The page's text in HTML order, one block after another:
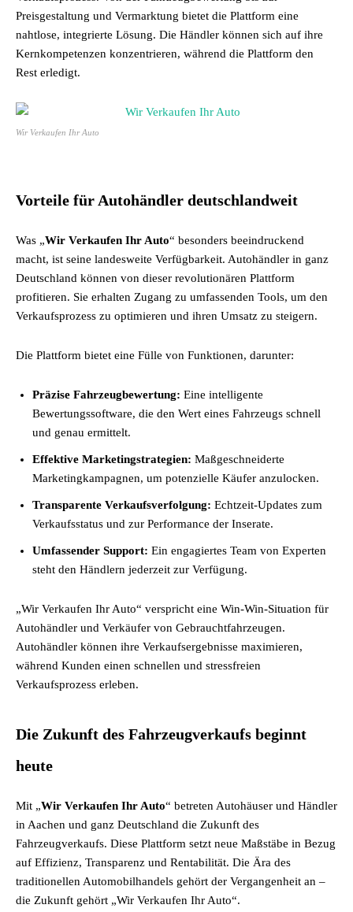
Preisgestaltung und Vermarktung bietet die Plattform eine
nahtlose, integrierte Lösung. Die Händler können sich auf ihre
Kernkompetenzen konzentrieren, während die Plattform den
Rest erledigt.
Wir Verkaufen Ihr Auto
Vorteile für Autohändler deutschlandweit
Was „Wir Verkaufen Ihr Auto“ besonders beeindruckend
macht, ist seine landesweite Verfügbarkeit. Autohändler in ganz
Deutschland können von dieser revolutionären Plattform
profitieren. Sie erhalten Zugang zu umfassenden Tools, um den
Verkaufsprozess zu optimieren und ihren Umsatz zu steigern.
Die Plattform bietet eine Fülle von Funktionen, darunter:
Präzise Fahrzeugbewertung: Eine intelligente
Bewertungssoftware, die den Wert eines Fahrzeugs schnell
und genau ermittelt.
Effektive Marketingstrategien: Maßgeschneiderte
Marketingkampagnen, um potenzielle Käufer anzulocken.
Transparente Verkaufsverfolgung: Echtzeit-Updates zum
Verkaufsstatus und zur Performance der Inserate.
Umfassender Support: Ein engagiertes Team von Experten
steht den Händlern jederzeit zur Verfügung.
„Wir Verkaufen Ihr Auto“ verspricht eine Win-Win-Situation für
Autohändler und Verkäufer von Gebrauchtfahrzeugen.
Autohändler können ihre Verkaufsergebnisse maximieren,
während Kunden einen schnellen und stressfreien
Verkaufsprozess erleben.
Die Zukunft des Fahrzeugverkaufs beginnt
heute
Mit „Wir Verkaufen Ihr Auto“ betreten Autohäuser und Händler
in Aachen und ganz Deutschland die Zukunft des
Fahrzeugverkaufs. Diese Plattform setzt neue Maßstäbe in Bezug
auf Effizienz, Transparenz und Rentabilität. Die Ära des
traditionellen Automobilhandels gehört der Vergangenheit an –
die Zukunft gehört „Wir Verkaufen Ihr Auto“.